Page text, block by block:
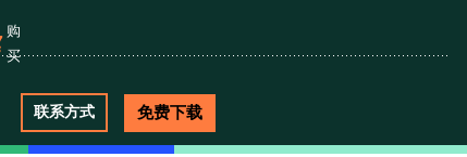
购
买
联系方式 免费下载